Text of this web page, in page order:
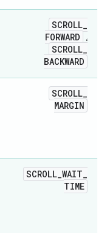
SCROLL_
FORWARD
،
SCROLL_
BACKWARD
SCROLL_
MARGIN
SCROLL_WAIT_
TIME